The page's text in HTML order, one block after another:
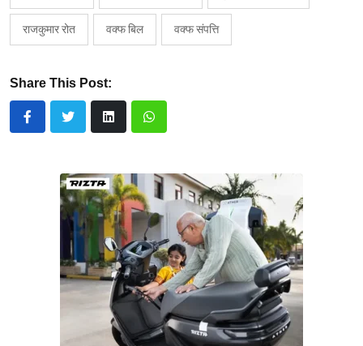
राजकुमार रोत वक्फ बिल वक्फ संपत्ति
Share This Post: